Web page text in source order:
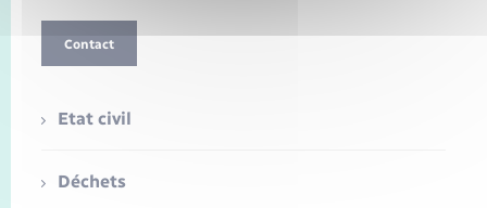
Contact
Etat civil
Déchets